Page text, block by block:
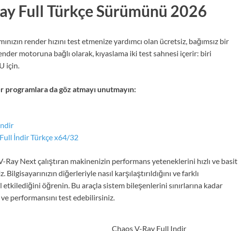
Full Türkçe Sürümünü 2026
render hızını test etmenize yardımcı olan ücretsiz, bağımsız bir
motoruna bağlı olarak, kıyaslama iki test sahnesi içerir: biri
için.
da göz atmayı unutmayın:
İndir Türkçe x64/32
Ray Next çalıştıran makinenizin performans yeteneklerini hızlı ve basit
diğerleriyle nasıl karşılaştırıldığını ve farklı
etkilediğini öğrenin. Bu araçla sistem bileşenlerini sınırlarına kadar
performansını test edebilirsiniz.